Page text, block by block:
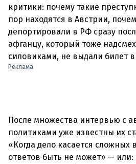
критики: почему такие
пор находятся в Австрии,
депортировали в РФ сразу
афганцу, который тоже
Реклама
После множества интервью с
политиками уже известны их
«Когда дело касается сложных
ответов быть не может» — или: